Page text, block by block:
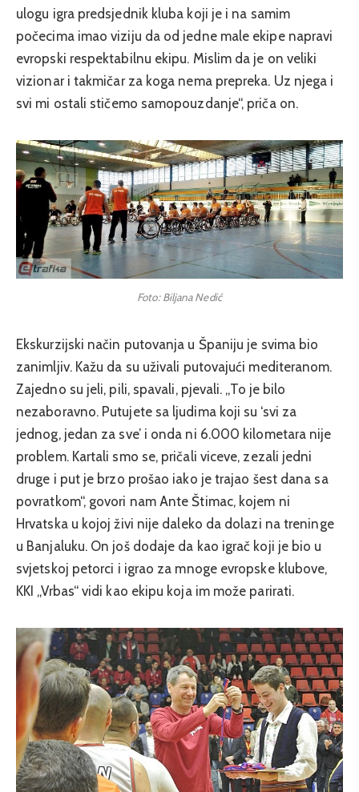
ulogu igra predsjednik kluba koji je i na samim
počecima imao viziju da od jedne male ekipe napravi
evropski respektabilnu ekipu. Mislim da je on veliki
vizionar i takmičar za koga nema prepreka. Uz njega i
svi mi ostali stičemo samopouzdanje“, priča on.
Foto: Biljana Nedić
Ekskurzijski način putovanja u Španiju je svima bio
zanimljiv. Kažu da su uživali putovajući mediteranom.
Zajedno su jeli, pili, spavali, pjevali. „To je bilo
nezaboravno. Putujete sa ljudima koji su ‘svi za
jednog, jedan za sve’ i onda ni 6.000 kilometara nije
problem. Kartali smo se, pričali viceve, zezali jedni
druge i put je brzo prošao iako je trajao šest dana sa
povratkom“, govori nam Ante Štimac, kojem ni
Hrvatska u kojoj živi nije daleko da dolazi na treninge
u Banjaluku. On još dodaje da kao igrač koji je bio u
svjetskoj petorci i igrao za mnoge evropske klubove,
KKI „Vrbas“ vidi kao ekipu koja im može parirati.